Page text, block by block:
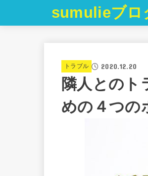
sumulieブロ
トラブル 2020.12.20
隣人とのト
めの４つの